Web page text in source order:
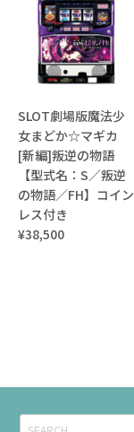
SLOT劇場版魔法少
女まどか☆マギカ
[新編]叛逆の物語
【型式名：S／叛逆
の物語／FH】コイン
レス付き
¥38,500